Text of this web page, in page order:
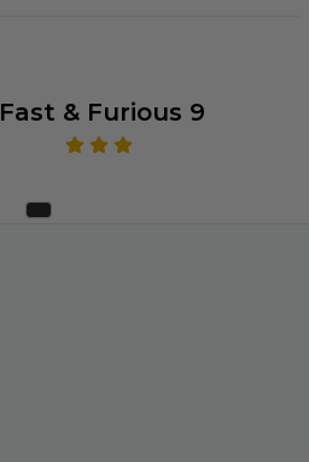
Fast & Furious 9